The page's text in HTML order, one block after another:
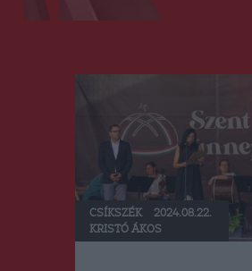
Stáb
CSÍKSZÉK
2024.08.22.
KRISTÓ ÁKOS